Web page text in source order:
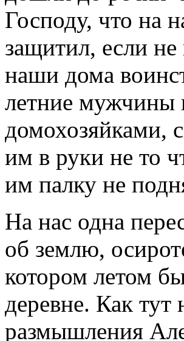
Господу, что на
защитил, если
наши дома
летние мужчины
домохозяйками,
им в руки не то
им палку не
На нас одна
об землю,
котором летом
деревне. Как тут
размышления